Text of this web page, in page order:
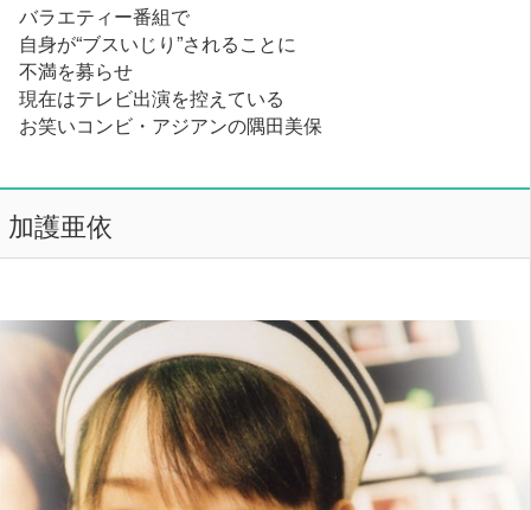
バラエティー番組で
自身が“ブスいじり”されることに
不満を募らせ
現在はテレビ出演を控えている
お笑いコンビ・アジアンの隅田美保
加護亜依